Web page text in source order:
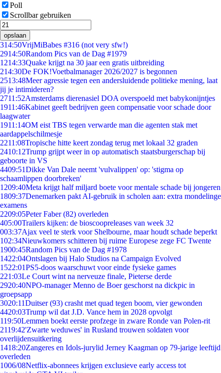
Poll
Scrollbar gebruiken
opslaan
314:50VrijMiBabes #316 (not very sfw!)
2914:50Random Pics van de Dag #1979
1214:33Quake krijgt na 30 jaar een gratis uitbreiding
214:30De FOK!Voetbalmanager 2026/2027 is begonnen
2513:48Meer agressie tegen een andersluidende politieke mening, laat
jij je intimideren?
2711:52Amsterdams dierenasiel DOA overspoeld met babykonijntjes
1911:46Kabinet geeft bedrijven geen compensatie voor schade door
laagwater
1911:14OM eist TBS tegen verwarde man die agenten stak met
aardappelschilmesje
2211:08Tropische hitte keert zondag terug met lokaal 32 graden
2410:12Trump grijpt weer in op automatisch staatsburgerschap bij
geboorte in VS
4409:51Dikke Van Dale neemt 'vulvalippen' op: 'stigma op
schaamlippen doorbreken'
1209:40Meta krijgt half miljard boete voor mentale schade bij jongeren
1809:37Denemarken pakt AI-gebruik in scholen aan: extra mondelinge
examens
2209:05Peter Faber (82) overleden
405:00Trailers kijken: de bioscoopreleases van week 32
003:37Ajax veel te sterk voor Shelbourne, maar houdt schade beperkt
102:34Nieuwkomers schitteren bij ruime Europese zege FC Twente
1900:45Random Pics van de Dag #1978
1422:04Ontslagen bij Halo Studios na Campaign Evolved
1522:01PS5-doos waarschuwt voor einde fysieke games
221:03Le Court wint na nerveuze finale, Pieterse derde
2920:40NPO-manager Menno de Boer geschorst na dickpic in
groepsapp
3020:11Duitser (93) crasht met quad tegen boom, vier gewonden
4420:03Trump wil dat J.D. Vance hem in 2028 opvolgt
119:50Lemmen boekt eerste profzege in zware Ronde van Polen-rit
2119:42'Zwarte weduwes' in Rusland trouwen soldaten voor
overlijdensuitkering
1418:20Zangeres en Idols-jurylid Jerney Kaagman op 79-jarige leeftijd
overleden
1006/08Netflix-abonnees krijgen exclusieve early access tot